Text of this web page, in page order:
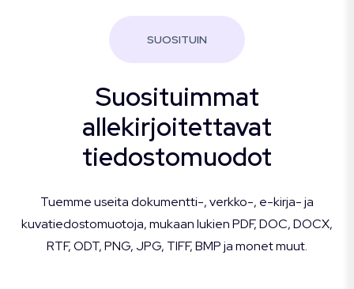
SUOSITUIN
Suosituimmat
allekirjoitettavat
tiedostomuodot
Tuemme useita dokumentti-, verkko-, e-kirja- ja
kuvatiedostomuotoja, mukaan lukien PDF, DOC, DOCX,
RTF, ODT, PNG, JPG, TIFF, BMP ja monet muut.